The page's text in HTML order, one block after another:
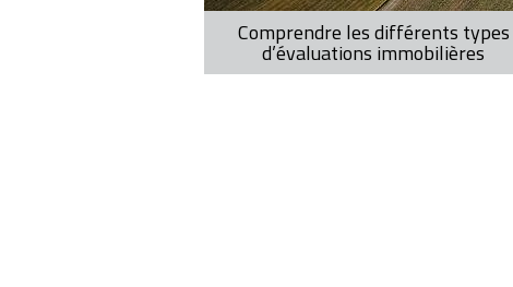
Comprendre les différents types
d’évaluations immobilières